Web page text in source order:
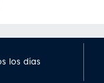
los días